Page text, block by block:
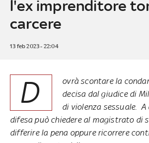
l'ex imprenditore
carcere
13 feb 2023 - 22:04
D
ovrà scontare la
decisa dal giudice di
di violenza sessuale.
difesa può chiedere al magistrato di
differire la pena oppure ricorrere